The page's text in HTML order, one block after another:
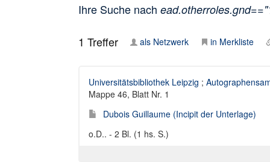
Ihre Suche nach
1 Treffer als Netzwerk in Merkliste
Universitätsbibliothek Leipzig ;
Mappe 46, Blatt Nr. 1
Dubois Guillaume (Incipit der Unterlage)
o.D.. - 2 Bl. (1 hs. S.)